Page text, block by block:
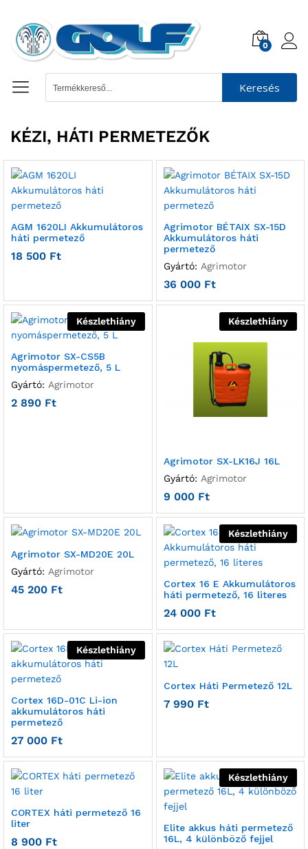
0
Keresés
KÉZI, HÁTI PERMETEZŐK
AGM 1620LI Akkumulátoros
háti permetező
18 500 Ft
Agrimotor BÉTAIX SX-15D
Akkumulátoros háti
permetező
Gyártó: Agrimotor
36 000 Ft
Készlethiány
Agrimotor SX-CS5B
nyomáspermetező, 5 L
Gyártó: Agrimotor
2 890 Ft
Készlethiány
Agrimotor SX-LK16J 16L
Gyártó: Agrimotor
9 000 Ft
Agrimotor SX-MD20E 20L
Gyártó: Agrimotor
45 200 Ft
Készlethiány
Cortex 16 E Akkumulátoros
háti permetező, 16 literes
24 000 Ft
Készlethiány
Cortex 16D-01C Li-ion
akkumulátoros háti
permetező
27 000 Ft
Cortex Háti Permetező 12L
7 990 Ft
CORTEX háti permetező 16
liter
8 900 Ft
Készlethiány
Elite akkus háti permetező
16L, 4 különböző fejjel